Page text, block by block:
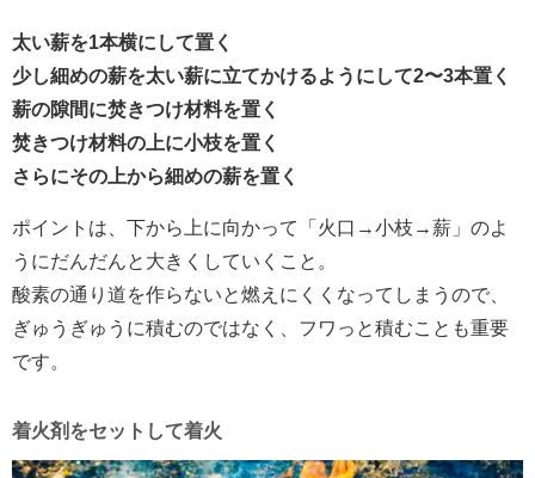
太い薪を1本横にして置く
少し細めの薪を太い薪に立てかけるようにして2〜3本置く
薪の隙間に焚きつけ材料を置く
焚きつけ材料の上に小枝を置く
さらにその上から細めの薪を置く
ポイントは、下から上に向かって「火口→小枝→薪」のよ
うにだんだんと大きくしていくこと。
酸素の通り道を作らないと燃えにくくなってしまうので、
ぎゅうぎゅうに積むのではなく、フワっと積むことも重要
です。
着火剤をセットして着火